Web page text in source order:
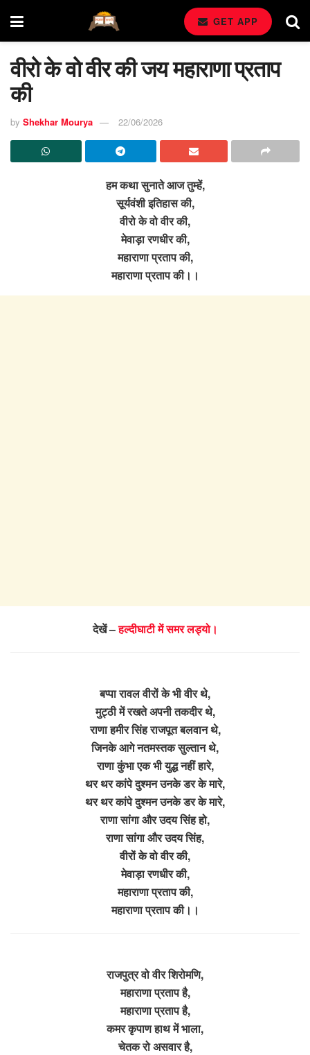
GET APP
वीरो के वो वीर की जय महाराणा प्रताप
की
by Shekhar Mourya 22/06/2026
हम कथा सुनाते आज तुम्हें,
सूर्यवंशी इतिहास की,
वीरो के वो वीर की,
मेवाड़ा रणधीर की,
महाराणा प्रताप की,
महाराणा प्रताप की।।
देखें –हल्दीघाटी में समर लड्यो।
बप्पा रावल वीरों के भी वीर थे,
मुट्ठी में रखते अपनी तकदीर थे,
राणा हमीर सिंह राजपूत बलवान थे,
जिनके आगे नतमस्तक सुल्तान थे,
राणा कुंभा एक भी युद्ध नहीं हारे,
थर थर कांपे दुश्मन उनके डर के मारे,
थर थर कांपे दुश्मन उनके डर के मारे,
राणा सांगा और उदय सिंह हो,
राणा सांगा और उदय सिंह,
वीरों के वो वीर की,
मेवाड़ा रणधीर की,
महाराणा प्रताप की,
महाराणा प्रताप की।।
राजपुत्र वो वीर शिरोमणि,
महाराणा प्रताप है,
महाराणा प्रताप है,
कमर कृपाण हाथ में भाला,
चेतक रो असवार है,